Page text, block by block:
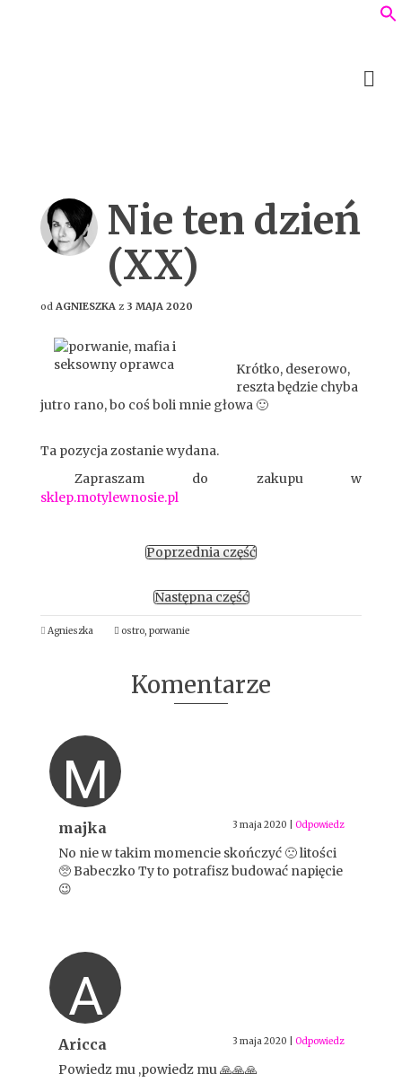
Nie ten dzień
(XX)
od AGNIESZKA z 3 MAJA 2020
Krótko, deserowo,
reszta będzie chyba
jutro rano, bo coś boli mnie głowa 🙂
Ta pozycja zostanie wydana.
Zapraszam do zakupu w
sklep.motylewnosie.pl
Poprzednia część
Następna część
Agnieszka ostro, porwanie
Komentarze
M
majka 3 maja 2020 Odpowiedz
No nie w takim momencie skończyć 🙁 litości
🥺 Babeczko Ty to potrafisz budować napięcie
😉
A
Aricca 3 maja 2020 Odpowiedz
Powiedz mu ,powiedz mu 🙏🙏🙏